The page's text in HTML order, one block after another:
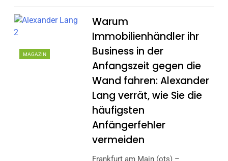
MAGAZIN
Warum
Immobilienhändler ihr
Business in der
Anfangszeit gegen die
Wand fahren: Alexander
Lang verrät, wie Sie die
häufigsten
Anfängerfehler
vermeiden
Frankfurt am Main (ots) –